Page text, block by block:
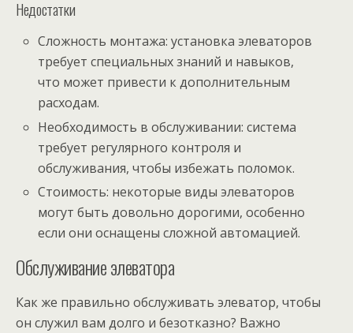
Недостатки
Сложность монтажа: установка элеваторов
требует специальных знаний и навыков,
что может привести к дополнительным
расходам.
Необходимость в обслуживании: система
требует регулярного контроля и
обслуживания, чтобы избежать поломок.
Стоимость: некоторые виды элеваторов
могут быть довольно дорогими, особенно
если они оснащены сложной автомацией.
Обслуживание элеватора
Как же правильно обслуживать элеватор, чтобы
он служил вам долго и безотказно? Важно